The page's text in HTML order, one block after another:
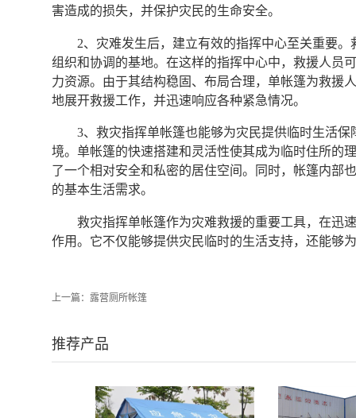
害造成的损失，并保护灾民的生命安全。
2、灾难发生后，建立有效的指挥中心至关重要
组织和协调的基地。在这样的指挥中心中，救援人员
力资源。由于其结构稳固、布局合理，单帐篷为救援
地展开救援工作，并迅速响应各种紧急情况。
3、救灾指挥单帐篷也能够为灾民提供临时生活
境。单帐篷的快速搭建和灵活性使其成为临时住所的
了一个相对安全和私密的居住空间。同时，帐篷内部
的基本生活需求。
救灾指挥单帐篷作为灾难救援的重要工具，在迅
作用。它不仅能够提供灾民临时的生活支持，还能够
上一篇： 露营厕所帐篷
推荐产品